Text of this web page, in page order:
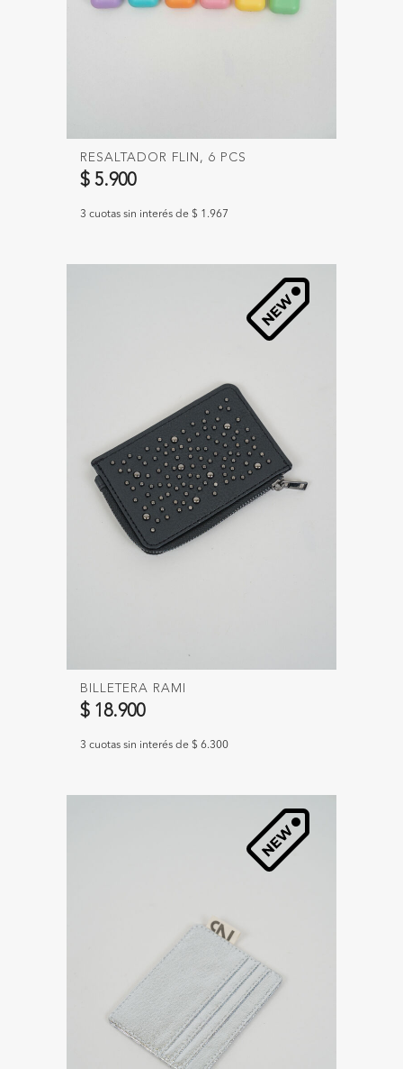
RESALTADOR FLIN, 6 PCS
$ 5.900
3 cuotas sin interés de $ 1.967
BILLETERA RAMI
$ 18.900
3 cuotas sin interés de $ 6.300